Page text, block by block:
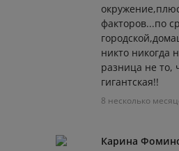
факторов...по
никто никогда
разница не то,
гигантская!!
8 несколько
Карина